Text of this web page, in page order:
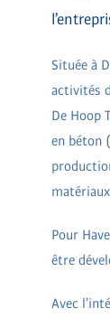
Située à
activités
De Hoop
en béton
Pour
être
Avec